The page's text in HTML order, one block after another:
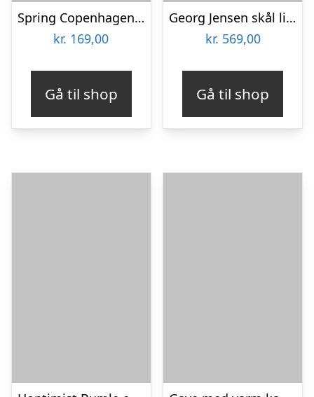
Spring Copenhagen Emotions® Cool firma logo
kr. 169,00
Gå til shop
Georg Jensen skål lille Bernadotte firmagaver med logo
kr. 569,00
Gå til shop